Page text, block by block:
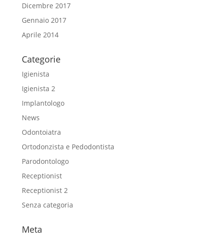
Dicembre 2017
Gennaio 2017
Aprile 2014
Categorie
Igienista
Igienista 2
Implantologo
News
Odontoiatra
Ortodonzista e Pedodontista
Parodontologo
Receptionist
Receptionist 2
Senza categoria
Meta